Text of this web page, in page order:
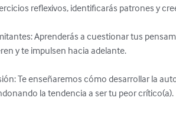
reflexivos, identificarás patrones y
Aprenderás a cuestionar tus
y te impulsen hacia adelante.
Te enseñaremos cómo desarrollar la
la tendencia a ser tu peor crítico(a).